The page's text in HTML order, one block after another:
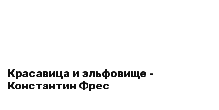
Красавица и эльфовище -
Константин Фрес